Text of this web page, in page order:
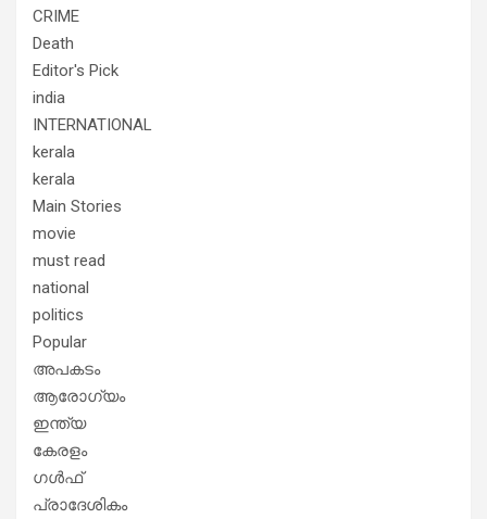
CRIME
Death
Editor's Pick
india
INTERNATIONAL
kerala
kerala
Main Stories
movie
must read
national
politics
Popular
അപകടം
ആരോഗ്യം
ഇന്ത്യ
കേരളം
ഗൾഫ്
പ്രാദേശികം